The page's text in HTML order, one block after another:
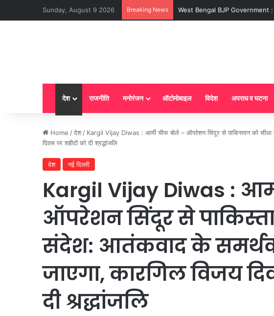
Sunday, August 9 2026 Breaking News LPG New Rules : आज से गैस सिलेंडर
देश राजनीति मनोरंजन ऑटोमोबाइल विदेश अपराध व घटना
Home /देश / Kargil Vijay Diwas : आर्मी चीफ बोले – ऑपरेशन सिंदूर से पाकिस्तान को
दिवस पर शहीदों को दी श्रद्धांजलि
देश नई दिल्ली
Kargil Vijay Diwas :
ऑपरेशन सिंदूर से
संदेश: आतंकवाद के
जाएगा, कारगिल विजय
दी श्रद्धांजलि